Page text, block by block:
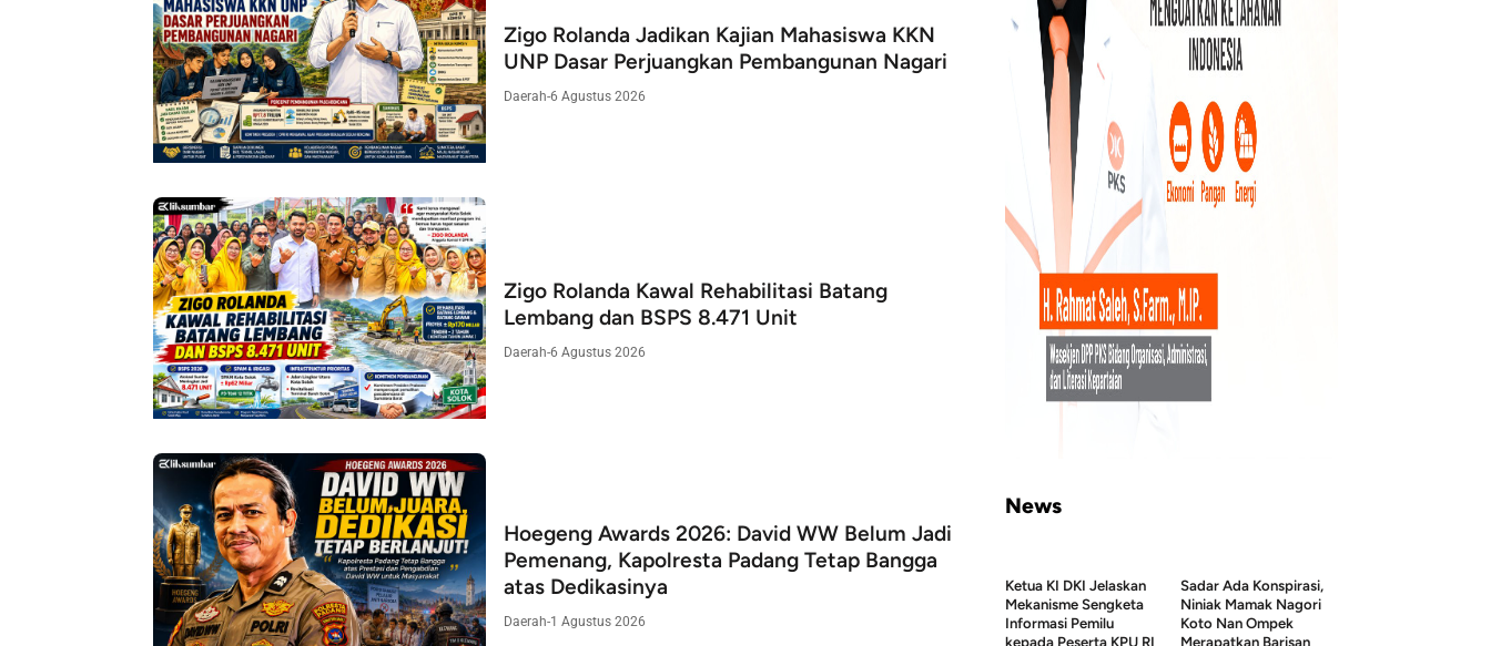
Zigo Rolanda Jadikan Kajian Mahasiswa KKN
UNP Dasar Perjuangkan Pembangunan Nagari
Daerah-6 Agustus 2026
Zigo Rolanda Kawal Rehabilitasi Batang
Lembang dan BSPS 8.471 Unit
Daerah-6 Agustus 2026
Hoegeng Awards 2026: David WW Belum Jadi
Pemenang, Kapolresta Padang Tetap Bangga
atas Dedikasinya
Daerah-1 Agustus 2026
News
Ketua KI DKI Jelaskan
Mekanisme Sengketa
Informasi Pemilu
kepada Peserta KPU RI
Sadar Ada Konspirasi,
Niniak Mamak Nagori
Koto Nan Ompek
Merapatkan Barisan